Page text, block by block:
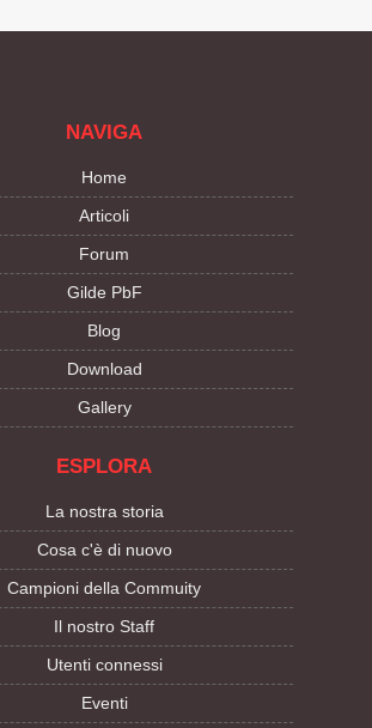
NAVIGA
Home
Articoli
Forum
Gilde PbF
Blog
Download
Gallery
ESPLORA
La nostra storia
Cosa c'è di nuovo
Campioni della Commuity
Il nostro Staff
Utenti connessi
Eventi